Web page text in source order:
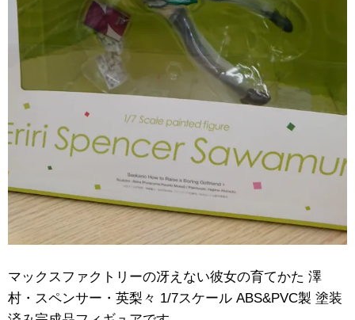
マックスファクトリーの冴えない彼女の育てかた ​澤
村・スペンサー・英梨々 ​1/7スケール ​ABS&PVC製 ​塗装